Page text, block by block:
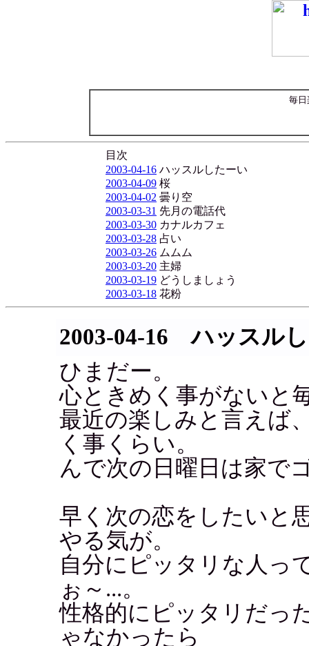
毎日
目次
2003-04-16 ハッスルしたーい
2003-04-09 桜
2003-04-02 曇り空
2003-03-31 先月の電話代
2003-03-30 カナルカフェ
2003-03-28 占い
2003-03-26 ムムム
2003-03-20 主婦
2003-03-19 どうしましょう
2003-03-18 花粉
2003-04-16 ハッスル
ひまだー。
心ときめく事がないと
最近の楽しみと言えば
く事くらい。
んで次の日曜日は家で
早く次の恋をしたいと
やる気が。
自分にピッタリな人っ
ぉ～...。
性格的にピッタリだっ
ゃなかったら